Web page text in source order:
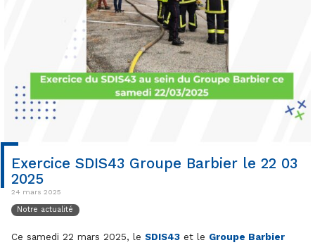
Exercice SDIS43 Groupe Barbier le 22 03
2025
24 mars 2025
Notre actualité
Ce samedi 22 mars 2025, le SDIS43 et le Groupe Barbier